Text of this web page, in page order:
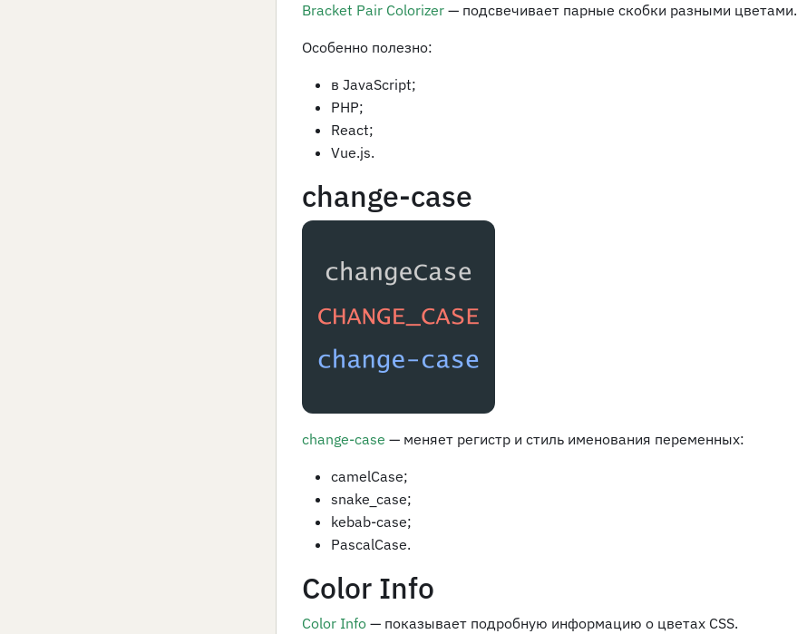
Bracket Pair Colorizer — подсвечивает парные скобки разными цветами.
Особенно полезно:
в JavaScript;
PHP;
React;
Vue.js.
change-case
change-case — меняет регистр и стиль именования переменных:
camelCase;
snake_case;
kebab-case;
PascalCase.
Color Info
Color Info — показывает подробную информацию о цветах CSS.